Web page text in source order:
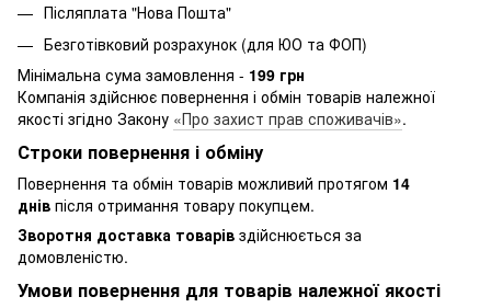
Післяплата "Нова Пошта"
Безготівковий розрахунок (для ЮО та ФОП)
Мінімальна сума замовлення - 199 грн
Компанія здійснює повернення і обмін товарів належної
якості згідно Закону «Про захист прав споживачів».
Строки повернення і обміну
Повернення та обмін товарів можливий протягом 14
днів після отримання товару покупцем.
Зворотня доставка товарів здійснюється за
домовленістю.
Умови повернення для товарів належної якості